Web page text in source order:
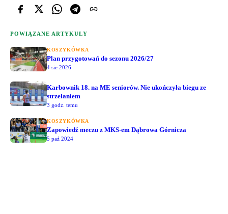
POWIĄZANE ARTYKUŁY
KOSZYKÓWKA
Plan przygotowań do sezonu 2026/27
4 sie 2026
Karbownik 18. na ME seniorów. Nie ukończyła biegu ze
strzelaniem
3 godz. temu
KOSZYKÓWKA
Zapowiedź meczu z MKS-em Dąbrowa Górnicza
5 paź 2024